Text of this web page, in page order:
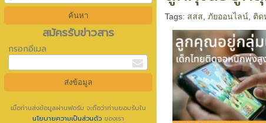
สมัครรับข่าวสาร
กรอกอีเมล
เมื่อท่านส่งข้อมูลผ่านฟอร์ม จะถือว่าท่านยอมรับใน
นโยบายความเป็นส่วนตัว ของเรา
Tags: สสส ,ภัยออนไลน์ ติด